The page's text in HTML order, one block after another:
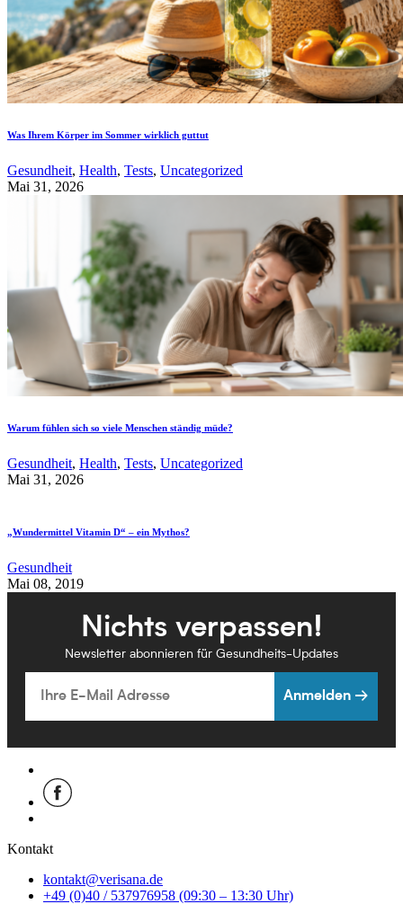
Was Ihrem Körper im Sommer wirklich guttut
Gesundheit, Health, Tests, Uncategorized
Mai 31, 2026
Warum fühlen sich so viele Menschen ständig müde?
Gesundheit, Health, Tests, Uncategorized
Mai 31, 2026
„Wundermittel Vitamin D“ – ein Mythos?
Gesundheit
Mai 08, 2019
Nichts verpassen!
Newsletter abonnieren für Gesundheits-Updates
Anmelden →
Kontakt
kontakt@verisana.de
+49 (0)40 / 537976958 (09:30 – 13:30 Uhr)